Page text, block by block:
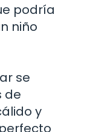
podría
niño
se
de
y